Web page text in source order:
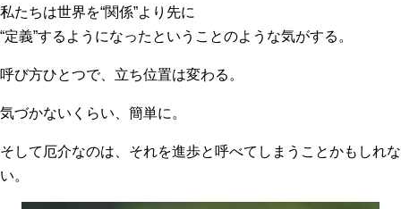
私たちは世界を“関係”より先に
“定義”するようになったということのような気がする。
呼び方ひとつで、立ち位置は変わる。
気づかないくらい、簡単に。
そして厄介なのは、それを進歩と呼べてしまうことかもしれな
い。